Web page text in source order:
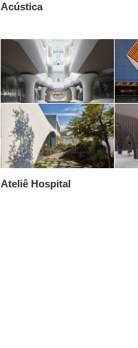
Acústica
Ateliê Hospital